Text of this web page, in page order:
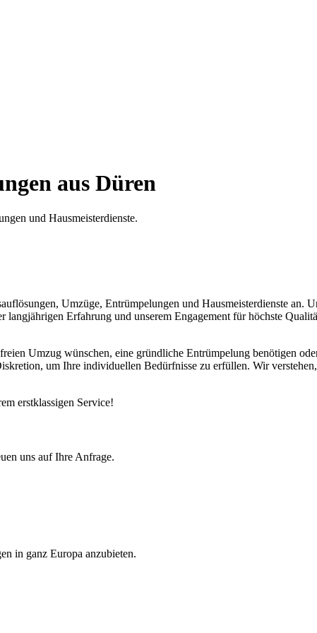
aus Düren
und Hausmeisterdienste.
Umzüge, Entrümpelungen und Hausmeisterdienste an.
Erfahrung und unserem Engagement für höchste
Umzug wünschen, eine gründliche Entrümpelung benötigen
um Ihre individuellen Bedürfnisse zu erfüllen. Wir
erstklassigen Service!
uns auf Ihre Anfrage.
in ganz Europa anzubieten.